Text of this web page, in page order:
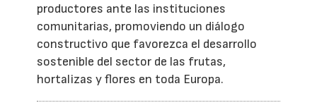
productores ante las instituciones
comunitarias, promoviendo un diálogo
constructivo que favorezca el desarrollo
sostenible del sector de las frutas,
hortalizas y flores en toda Europa.